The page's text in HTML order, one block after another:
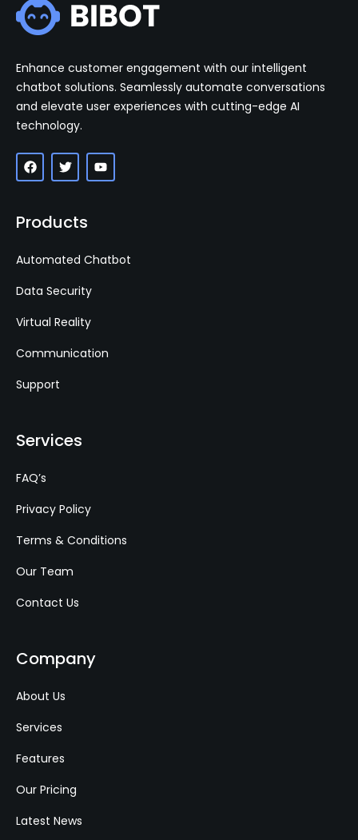
Enhance customer engagement with our intelligent
chatbot solutions. Seamlessly automate conversations
and elevate user experiences with cutting-edge AI
technology.
Products
Automated Chatbot
Data Security
Virtual Reality
Communication
Support
Services
FAQ’s
Privacy Policy
Terms & Conditions
Our Team
Contact Us
Company
About Us
Services
Features
Our Pricing
Latest News